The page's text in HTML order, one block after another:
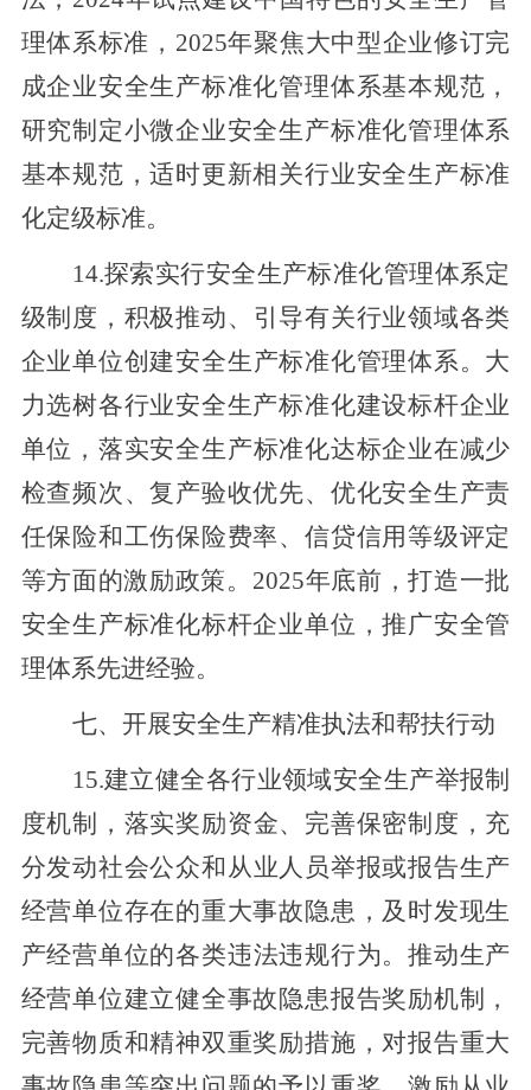
理体系标准，2025年聚焦大中型企业修订完
成企业安全生产标准化管理体系基本规范，
研究制定小微企业安全生产标准化管理体系
基本规范，适时更新相关行业安全生产标准
化定级标准。
14.探索实行安全生产标准化管理体系定
级制度， 积极推动、引导有关行业领域各类
企业单位创建安全生产标准化管理体系。大
力选树各行业安全生产标准化建设标杆企业
单位 ，落实安全生产标准化达标企业在减少
检查频次、复产验收优先、优化安全生产责
任保险和工伤保险费率、信贷信用等级评定
等方面的激励政策。2025年底前，打造一批
安全生产标准化标杆企业单位，推广安全管
理体系先进经验。
七、 开展安全生产精准执法和帮扶行动
15.建立健全各行业领域安全生产举报制
度机制，落实奖励资金、完善保密制度 ， 充
分发动社会公众和 从业人员举报或报告生产
经营单位存在的重大事故隐患，及时发现生
产经营单位的各类违法违规行为。推动生产
经营单位建立健全事故隐患报告奖励机制，
完善物质和精神双重奖励措施，对报告重大